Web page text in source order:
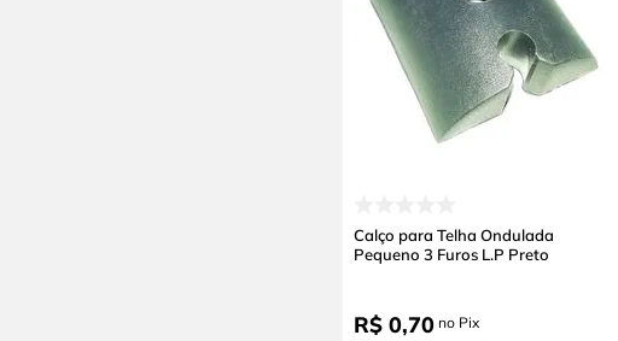
Calço para Telha Ondulada
Pequeno 3 Furos L.P Preto
R$ 0,70 no Pix